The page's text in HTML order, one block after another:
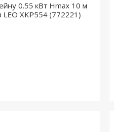
0.55 кВт Hmax 10 м
LEO XKP554 (772221)